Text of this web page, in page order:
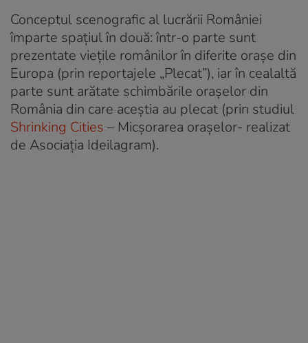
Conceptul scenografic al lucrării României
împarte spațiul în două: într-o parte sunt
prezentate viețile românilor în diferite orașe din
Europa (prin reportajele „Plecat”), iar în cealaltă
parte sunt arătate schimbările orașelor din
România din care aceștia au plecat (prin studiul
Shrinking Cities – Micșorarea orașelor- realizat
de Asociația Ideilagram).